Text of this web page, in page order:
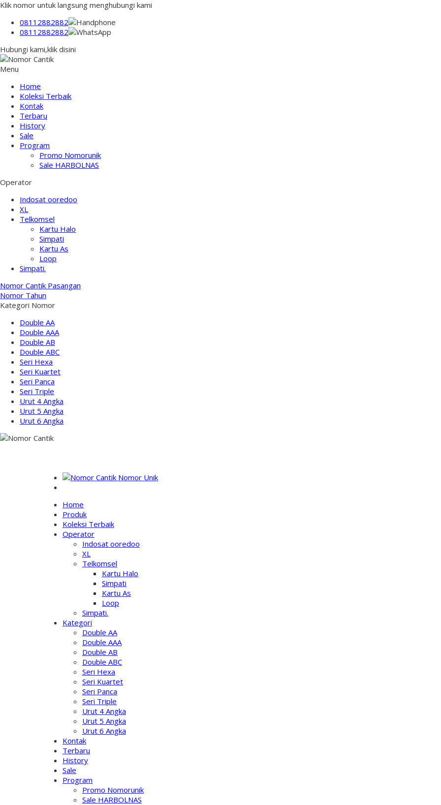
Klik nomor untuk langsung menghubungi kami
08112882882
08112882882
Hubungi kami,klik disini
Menu
Home
Koleksi Terbaik
Kontak
Terbaru
History
Sale
Program
Promo Nomorunik
Sale HARBOLNAS
Operator
Indosat ooredoo
XL
Telkomsel
Kartu Halo
Simpati
Kartu As
Loop
Simpati.
Nomor Cantik Pasangan
Nomor Tahun
Kategori Nomor
Double AA
Double AAA
Double AB
Double ABC
Seri Hexa
Seri Kuartet
Seri Panca
Seri Triple
Urut 4 Angka
Urut 5 Angka
Urut 6 Angka
Home
Produk
Koleksi Terbaik
Operator
Indosat ooredoo
XL
Telkomsel
Kartu Halo
Simpati
Kartu As
Loop
Simpati.
Kategori
Double AA
Double AAA
Double AB
Double ABC
Seri Hexa
Seri Kuartet
Seri Panca
Seri Triple
Urut 4 Angka
Urut 5 Angka
Urut 6 Angka
Kontak
Terbaru
History
Sale
Program
Promo Nomorunik
Sale HARBOLNAS